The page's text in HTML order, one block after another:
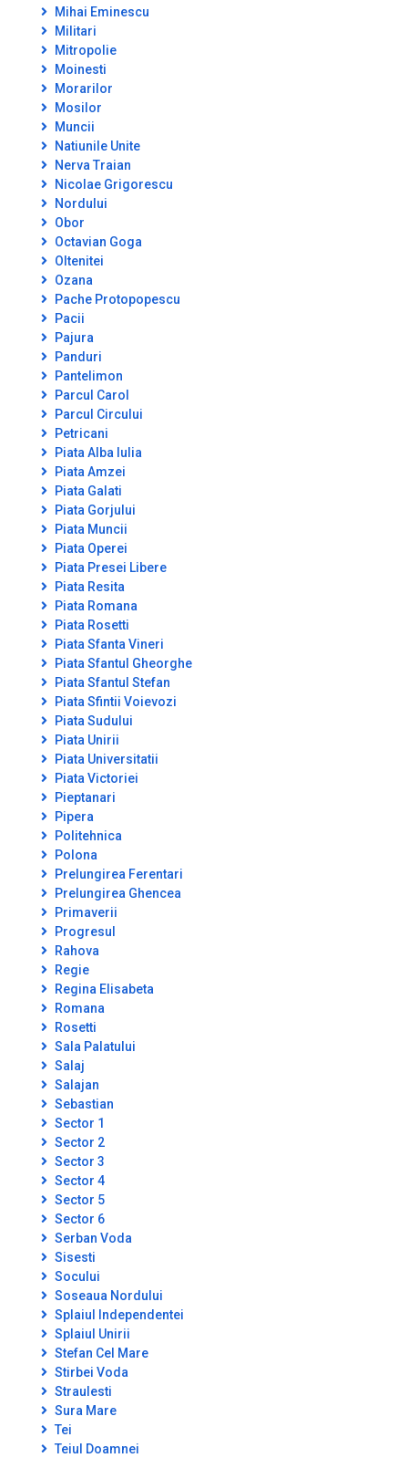
Mihai Eminescu
Militari
Mitropolie
Moinesti
Morarilor
Mosilor
Muncii
Natiunile Unite
Nerva Traian
Nicolae Grigorescu
Nordului
Obor
Octavian Goga
Oltenitei
Ozana
Pache Protopopescu
Pacii
Pajura
Panduri
Pantelimon
Parcul Carol
Parcul Circului
Petricani
Piata Alba Iulia
Piata Amzei
Piata Galati
Piata Gorjului
Piata Muncii
Piata Operei
Piata Presei Libere
Piata Resita
Piata Romana
Piata Rosetti
Piata Sfanta Vineri
Piata Sfantul Gheorghe
Piata Sfantul Stefan
Piata Sfintii Voievozi
Piata Sudului
Piata Unirii
Piata Universitatii
Piata Victoriei
Pieptanari
Pipera
Politehnica
Polona
Prelungirea Ferentari
Prelungirea Ghencea
Primaverii
Progresul
Rahova
Regie
Regina Elisabeta
Romana
Rosetti
Sala Palatului
Salaj
Salajan
Sebastian
Sector 1
Sector 2
Sector 3
Sector 4
Sector 5
Sector 6
Serban Voda
Sisesti
Socului
Soseaua Nordului
Splaiul Independentei
Splaiul Unirii
Stefan Cel Mare
Stirbei Voda
Straulesti
Sura Mare
Tei
Teiul Doamnei